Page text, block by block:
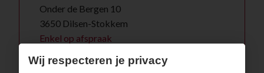
Onder de Bergen 10
3650 Dilsen-Stokkem
Enkel op afspraak
Wij respecteren je privacy